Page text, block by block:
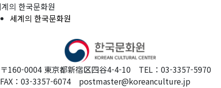
의 한국문화원
세계의 한국문화원
〒160-0004 東京都新宿区四谷4-4-10 TEL：03-3357-5970
FAX：03-3357-6074 postmaster@koreanculture.jp